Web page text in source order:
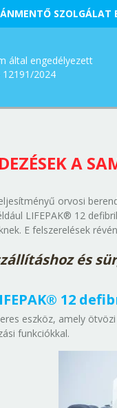
SZOLGÁLAT
által engedélyezett
2024
A
orvosi
LIFEPAK® 12
E felszerelések
és
12
eszköz, amely
funkciókkal.